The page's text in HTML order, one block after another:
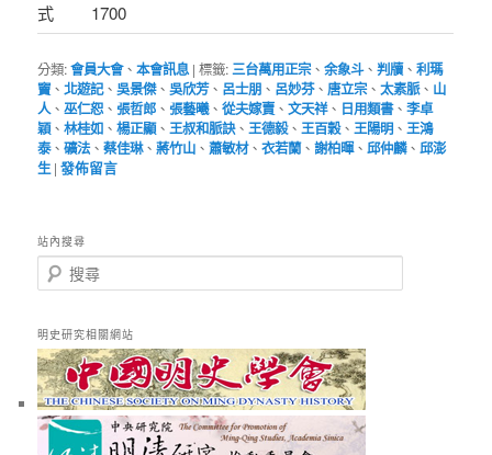
式
1700
分類:會員大會、本會訊息 |標籤:三台萬用正宗、余象斗、判牘、利瑪
竇、北遊記、吳景傑、吳欣芳、 呂士朋 、 呂妙芬、唐立宗、太素脈、 山
人、巫仁恕、張哲郎 、張藝曦、從夫嫁賣 、文天祥、 日用類書、李卓
穎、林桂如 、楊正顯、王叔和脈訣、王德毅、王百穀、王陽明 、王鴻
泰、礦法、蔡佳琳、蔣竹山 、蕭敏材、衣若蘭、謝柏暉、邱仲麟、邱澎
生 |發佈留言
站內搜尋
搜
尋
明史研究相關網站